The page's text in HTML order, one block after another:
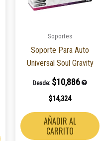
Soportes
Soporte Para Auto
Universal Soul Gravity
Desde: $10,886
$14,324
AÑADIR AL
CARRITO